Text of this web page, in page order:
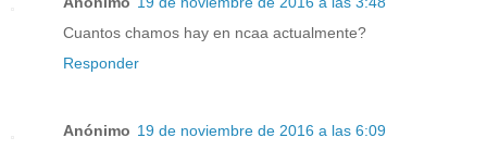
Cuantos chamos hay en ncaa actualmente?
Responder
Anónimo 19 de noviembre de 2016 a las 6:09